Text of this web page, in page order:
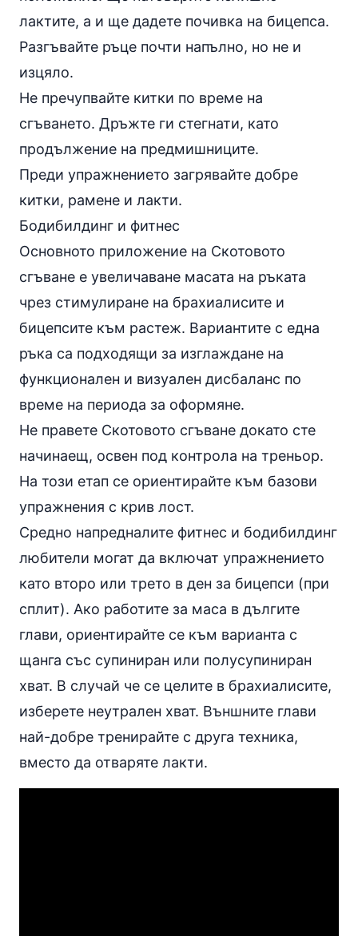
лактите, а и ще дадете почивка на бицепса.
Разгъвайте ръце почти напълно, но не и
изцяло.
Не пречупвайте китки по време на
сгъването. Дръжте ги стегнати, като
продължение на предмишниците.
Преди упражнението загрявайте добре
китки, рамене и лакти.
Бодибилдинг и фитнес
Основното приложение на Скотовото
сгъване е увеличаване масата на ръката
чрез стимулиране на брахиалисите и
бицепсите към растеж. Вариантите с една
ръка са подходящи за изглаждане на
функционален и визуален дисбаланс по
време на периода за оформяне.
Не правете Скотовото сгъване докато сте
начинаещ, освен под контрола на треньор.
На този етап се ориентирайте към базови
упражнения с крив лост.
Средно напредналите фитнес и бодибилдинг
любители могат да включат упражнението
като второ или трето в ден за бицепси (при
сплит). Ако работите за маса в дългите
глави, ориентирайте се към варианта с
щанга със супиниран или полусупиниран
хват. В случай че се целите в брахиалисите,
изберете неутрален хват. Външните глави
най-добре тренирайте с друга техника,
вместо да отваряте лакти.